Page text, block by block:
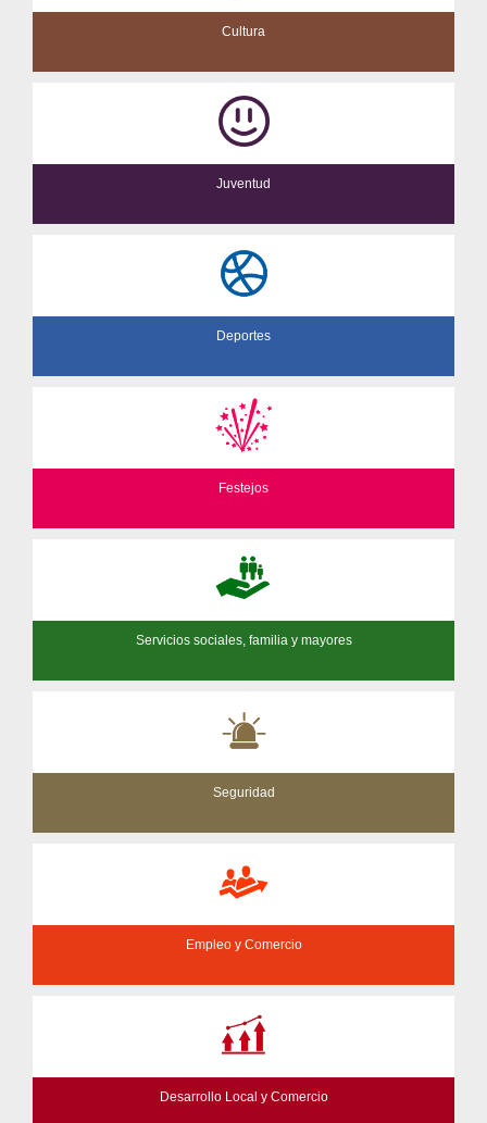
Cultura
Juventud
Deportes
Festejos
Servicios sociales, familia y mayores
Seguridad
Empleo y Comercio
Desarrollo Local y Comercio